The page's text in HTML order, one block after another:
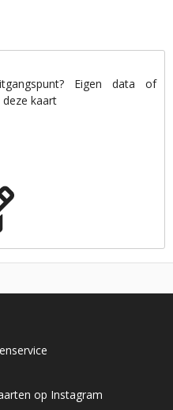
Eigen data of
kaart
op Instagram